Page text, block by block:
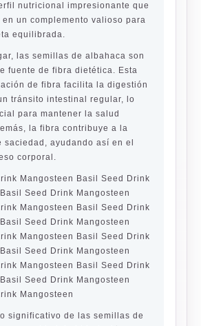
nutricional impresionante que
en un complemento valioso para
equilibrada.
las semillas de albahaca son
fuente de fibra dietética. Esta
de fibra facilita la digestión
tránsito intestinal regular, lo
para mantener la salud
la fibra contribuye a la
saciedad, ayudando así en el
corporal.
Mangosteen Basil Seed Drink
Seed Drink Mangosteen
Mangosteen Basil Seed Drink
Seed Drink Mangosteen
Mangosteen Basil Seed Drink
Seed Drink Mangosteen
Mangosteen Basil Seed Drink
Seed Drink Mangosteen
Mangosteen
significativo de las semillas de